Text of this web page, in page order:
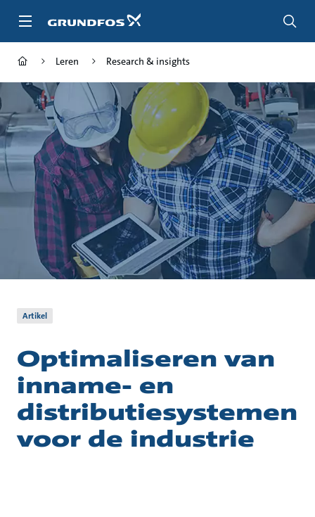
naar
Leren Research & insights
Artikel
Optimaliseren van
inname- en
distributiesystemen
voor de industrie